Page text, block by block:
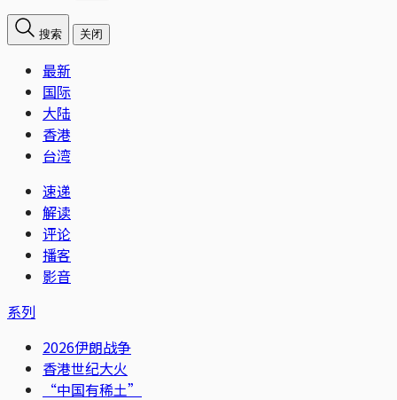
搜索 关闭
最新
国际
大陆
香港
台湾
速递
解读
评论
播客
影音
系列
2026伊朗战争
香港世纪大火
“中国有稀土”